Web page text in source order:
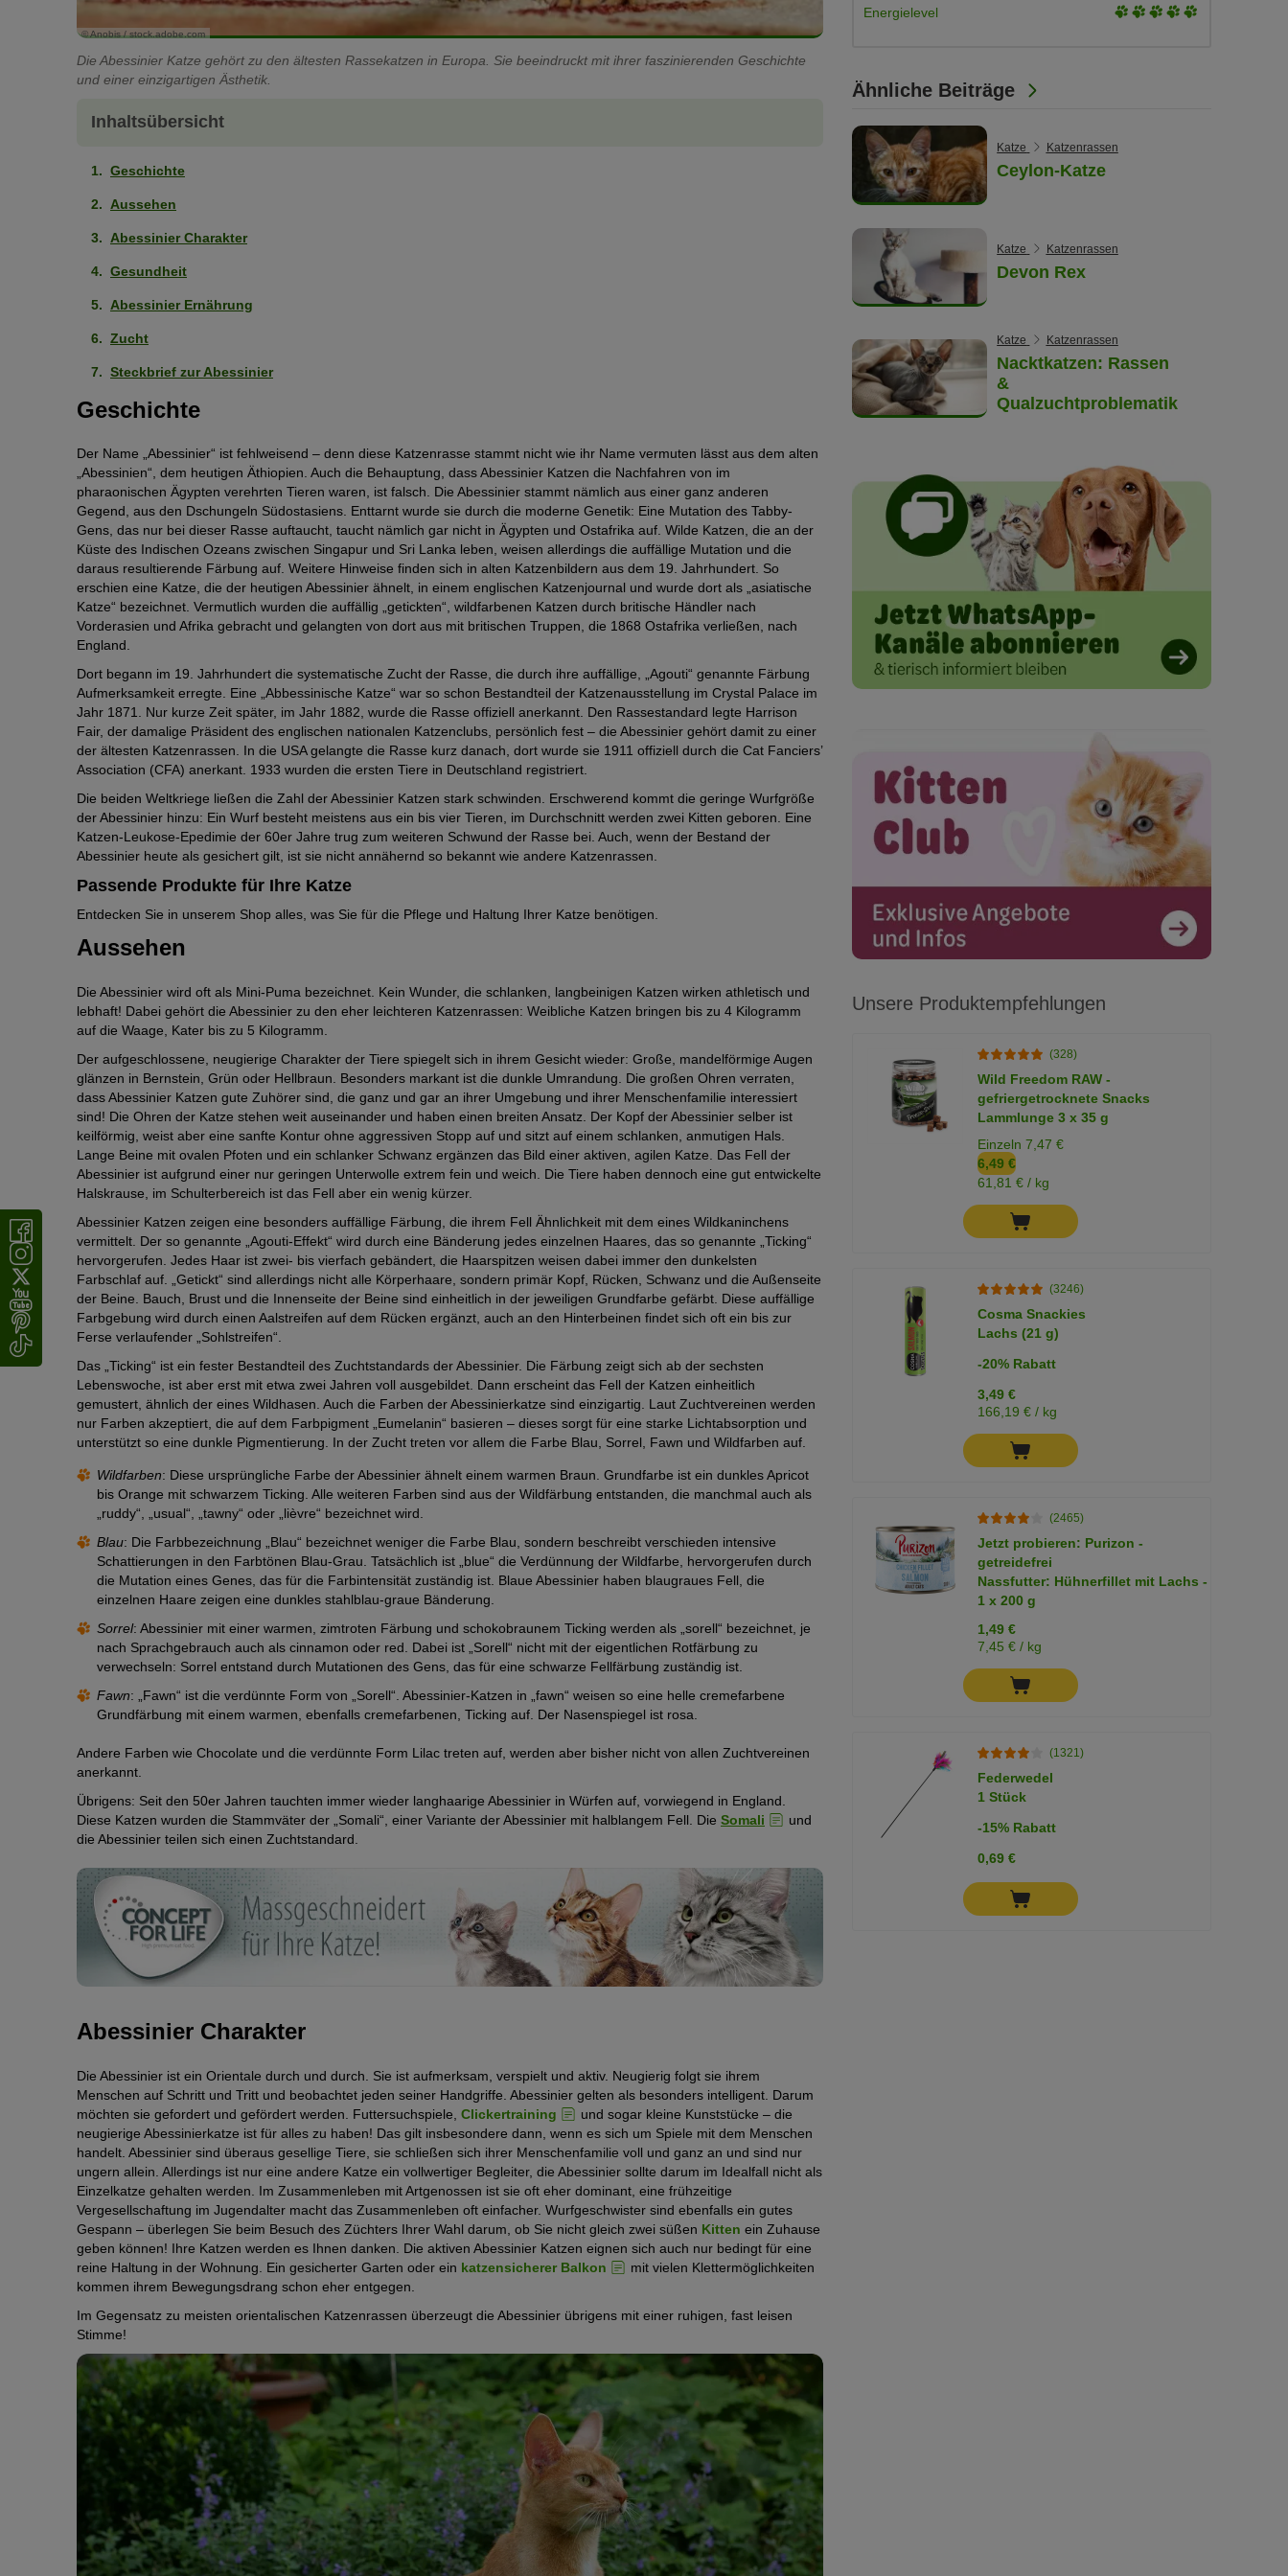
© Anobis / stock.adobe.com
Die Abessinier Katze gehört zu den ältesten Rassekatzen in Europa. Sie beeindruckt mit ihrer faszinierenden Geschichte
und einer einzigartigen Ästhetik.
Inhaltsübersicht
Geschichte
Aussehen
Abessinier Charakter
Gesundheit
Abessinier Ernährung
Zucht
Steckbrief zur Abessinier
Geschichte
Der Name „Abessinier“ ist fehlweisend – denn diese Katzenrasse stammt nicht wie ihr Name vermuten lässt aus dem alten
„Abessinien“, dem heutigen Äthiopien. Auch die Behauptung, dass Abessinier Katzen die Nachfahren von im
pharaonischen Ägypten verehrten Tieren waren, ist falsch. Die Abessinier stammt nämlich aus einer ganz anderen
Gegend, aus den Dschungeln Südostasiens. Enttarnt wurde sie durch die moderne Genetik: Eine Mutation des Tabby-
Gens, das nur bei dieser Rasse auftaucht, taucht nämlich gar nicht in Ägypten und Ostafrika auf. Wilde Katzen, die an der
Küste des Indischen Ozeans zwischen Singapur und Sri Lanka leben, weisen allerdings die auffällige Mutation und die
daraus resultierende Färbung auf. Weitere Hinweise finden sich in alten Katzenbildern aus dem 19. Jahrhundert. So
erschien eine Katze, die der heutigen Abessinier ähnelt, in einem englischen Katzenjournal und wurde dort als „asiatische
Katze“ bezeichnet. Vermutlich wurden die auffällig „getickten“, wildfarbenen Katzen durch britische Händler nach
Vorderasien und Afrika gebracht und gelangten von dort aus mit britischen Truppen, die 1868 Ostafrika verließen, nach
England.
Dort begann im 19. Jahrhundert die systematische Zucht der Rasse, die durch ihre auffällige, „Agouti“ genannte Färbung
Aufmerksamkeit erregte. Eine „Abbessinische Katze“ war so schon Bestandteil der Katzenausstellung im Crystal Palace im
Jahr 1871. Nur kurze Zeit später, im Jahr 1882, wurde die Rasse offiziell anerkannt. Den Rassestandard legte Harrison
Fair, der damalige Präsident des englischen nationalen Katzenclubs, persönlich fest – die Abessinier gehört damit zu einer
der ältesten Katzenrassen. In die USA gelangte die Rasse kurz danach, dort wurde sie 1911 offiziell durch die Cat Fanciers’
Association (CFA) anerkant. 1933 wurden die ersten Tiere in Deutschland registriert.
Die beiden Weltkriege ließen die Zahl der Abessinier Katzen stark schwinden. Erschwerend kommt die geringe Wurfgröße
der Abessinier hinzu: Ein Wurf besteht meistens aus ein bis vier Tieren, im Durchschnitt werden zwei Kitten geboren. Eine
Katzen-Leukose-Epedimie der 60er Jahre trug zum weiteren Schwund der Rasse bei. Auch, wenn der Bestand der
Abessinier heute als gesichert gilt, ist sie nicht annähernd so bekannt wie andere Katzenrassen.
Passende Produkte für Ihre Katze
Entdecken Sie in unserem Shop alles, was Sie für die Pflege und Haltung Ihrer Katze benötigen.
Aussehen
Die Abessinier wird oft als Mini-Puma bezeichnet. Kein Wunder, die schlanken, langbeinigen Katzen wirken athletisch und
lebhaft! Dabei gehört die Abessinier zu den eher leichteren Katzenrassen: Weibliche Katzen bringen bis zu 4 Kilogramm
auf die Waage, Kater bis zu 5 Kilogramm.
Der aufgeschlossene, neugierige Charakter der Tiere spiegelt sich in ihrem Gesicht wieder: Große, mandelförmige Augen
glänzen in Bernstein, Grün oder Hellbraun. Besonders markant ist die dunkle Umrandung. Die großen Ohren verraten,
dass Abessinier Katzen gute Zuhörer sind, die ganz und gar an ihrer Umgebung und ihrer Menschenfamilie interessiert
sind! Die Ohren der Katze stehen weit auseinander und haben einen breiten Ansatz. Der Kopf der Abessinier selber ist
keilförmig, weist aber eine sanfte Kontur ohne aggressiven Stopp auf und sitzt auf einem schlanken, anmutigen Hals.
Lange Beine mit ovalen Pfoten und ein schlanker Schwanz ergänzen das Bild einer aktiven, agilen Katze. Das Fell der
Abessinier ist aufgrund einer nur geringen Unterwolle extrem fein und weich. Die Tiere haben dennoch eine gut entwickelte
Halskrause, im Schulterbereich ist das Fell aber ein wenig kürzer.
Abessinier Katzen zeigen eine besonders auffällige Färbung, die ihrem Fell Ähnlichkeit mit dem eines Wildkaninchens
vermittelt. Der so genannte „Agouti-Effekt“ wird durch eine Bänderung jedes einzelnen Haares, das so genannte „Ticking“
hervorgerufen. Jedes Haar ist zwei- bis vierfach gebändert, die Haarspitzen weisen dabei immer den dunkelsten
Farbschlaf auf. „Getickt“ sind allerdings nicht alle Körperhaare, sondern primär Kopf, Rücken, Schwanz und die Außenseite
der Beine. Bauch, Brust und die Innenseite der Beine sind einheitlich in der jeweiligen Grundfarbe gefärbt. Diese auffällige
Farbgebung wird durch einen Aalstreifen auf dem Rücken ergänzt, auch an den Hinterbeinen findet sich oft ein bis zur
Ferse verlaufender „Sohlstreifen“.
Das „Ticking“ ist ein fester Bestandteil des Zuchtstandards der Abessinier. Die Färbung zeigt sich ab der sechsten
Lebenswoche, ist aber erst mit etwa zwei Jahren voll ausgebildet. Dann erscheint das Fell der Katzen einheitlich
gemustert, ähnlich der eines Wildhasen. Auch die Farben der Abessinierkatze sind einzigartig. Laut Zuchtvereinen werden
nur Farben akzeptiert, die auf dem Farbpigment „Eumelanin“ basieren – dieses sorgt für eine starke Lichtabsorption und
unterstützt so eine dunkle Pigmentierung. In der Zucht treten vor allem die Farbe Blau, Sorrel, Fawn und Wildfarben auf.
Wildfarben: Diese ursprüngliche Farbe der Abessinier ähnelt einem warmen Braun. Grundfarbe ist ein dunkles Apricot
bis Orange mit schwarzem Ticking. Alle weiteren Farben sind aus der Wildfärbung entstanden, die manchmal auch als
„ruddy“, „usual“, „tawny“ oder „lièvre“ bezeichnet wird.
Blau: Die Farbbezeichnung „Blau“ bezeichnet weniger die Farbe Blau, sondern beschreibt verschieden intensive
Schattierungen in den Farbtönen Blau-Grau. Tatsächlich ist „blue“ die Verdünnung der Wildfarbe, hervorgerufen durch
die Mutation eines Genes, das für die Farbintensität zuständig ist. Blaue Abessinier haben blaugraues Fell, die
einzelnen Haare zeigen eine dunkles stahlblau-graue Bänderung.
Sorrel: Abessinier mit einer warmen, zimtroten Färbung und schokobraunem Ticking werden als „sorell“ bezeichnet, je
nach Sprachgebrauch auch als cinnamon oder red. Dabei ist „Sorell“ nicht mit der eigentlichen Rotfärbung zu
verwechseln: Sorrel entstand durch Mutationen des Gens, das für eine schwarze Fellfärbung zuständig ist.
Fawn: „Fawn“ ist die verdünnte Form von „Sorell“. Abessinier-Katzen in „fawn“ weisen so eine helle cremefarbene
Grundfärbung mit einem warmen, ebenfalls cremefarbenen, Ticking auf. Der Nasenspiegel ist rosa.
Andere Farben wie Chocolate und die verdünnte Form Lilac treten auf, werden aber bisher nicht von allen Zuchtvereinen
anerkannt.
Übrigens: Seit den 50er Jahren tauchten immer wieder langhaarige Abessinier in Würfen auf, vorwiegend in England.
Diese Katzen wurden die Stammväter der „Somali“, einer Variante der Abessinier mit halblangem Fell. Die Somali
und
die Abessinier teilen sich einen Zuchtstandard.
Abessinier Charakter
Die Abessinier ist ein Orientale durch und durch. Sie ist aufmerksam, verspielt und aktiv. Neugierig folgt sie ihrem
Menschen auf Schritt und Tritt und beobachtet jeden seiner Handgriffe. Abessinier gelten als besonders intelligent. Darum
möchten sie gefordert und gefördert werden. Futtersuchspiele, Clickertraining
und sogar kleine Kunststücke – die
neugierige Abessinierkatze ist für alles zu haben! Das gilt insbesondere dann, wenn es sich um Spiele mit dem Menschen
handelt. Abessinier sind überaus gesellige Tiere, sie schließen sich ihrer Menschenfamilie voll und ganz an und sind nur
ungern allein. Allerdings ist nur eine andere Katze ein vollwertiger Begleiter, die Abessinier sollte darum im Idealfall nicht als
Einzelkatze gehalten werden. Im Zusammenleben mit Artgenossen ist sie oft eher dominant, eine frühzeitige
Vergesellschaftung im Jugendalter macht das Zusammenleben oft einfacher. Wurfgeschwister sind ebenfalls ein gutes
Gespann – überlegen Sie beim Besuch des Züchters Ihrer Wahl darum, ob Sie nicht gleich zwei süßen Kitten ein Zuhause
geben können! Ihre Katzen werden es Ihnen danken. Die aktiven Abessinier Katzen eignen sich auch nur bedingt für eine
reine Haltung in der Wohnung. Ein gesicherter Garten oder ein katzensicherer Balkon
mit vielen Klettermöglichkeiten
kommen ihrem Bewegungsdrang schon eher entgegen.
Im Gegensatz zu meisten orientalischen Katzenrassen überzeugt die Abessinier übrigens mit einer ruhigen, fast leisen
Stimme!
5
Energielevel
3
Ähnliche Beiträge
Katze Katzenrassen
Ceylon-Katze
Katze Katzenrassen
Devon Rex
Katze Katzenrassen
Nacktkatzen: Rassen
&
Qualzuchtproblematik
Unsere Produktempfehlungen
(328)
Wild Freedom RAW -
gefriergetrocknete Snacks
Lammlunge 3 x 35 g
Einzeln 7,47 €
6,49 €
61,81 € / kg
(3246)
Cosma Snackies
Lachs (21 g)
-20% Rabatt
3,49 €
166,19 € / kg
(2465)
Jetzt probieren: Purizon -
getreidefrei
Nassfutter: Hühnerfillet mit Lachs -
1 x 200 g
1,49 €
7,45 € / kg
(1321)
Federwedel
1 Stück
-15% Rabatt
0,69 €